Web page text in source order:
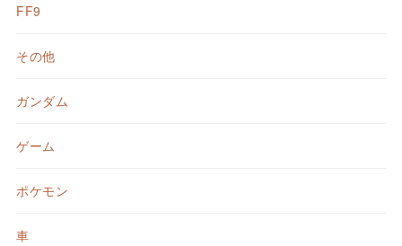
FF9
その他
ガンダム
ゲーム
ポケモン
車